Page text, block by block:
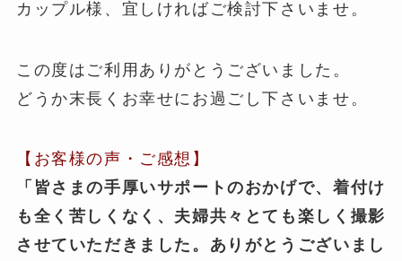
カップル様、宜しければご検討下さいませ。
この度はご利用ありがとうございました。
どうか末長くお幸せにお過ごし下さいませ。
【お客様の声・ご感想】
「 皆さまの手厚いサポートのおかげで、着付け
も全く苦しくなく、夫婦共々とても楽しく撮影
させていただきました。ありがとうございまし